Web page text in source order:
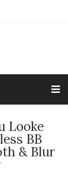
Looke
BB
& Blur